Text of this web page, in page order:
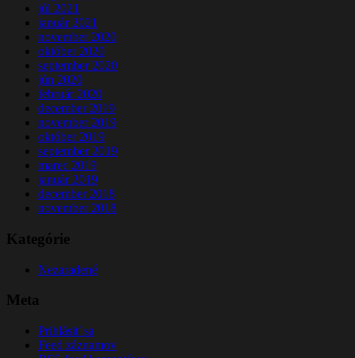
júl 2021
január 2021
november 2020
október 2020
september 2020
jún 2020
február 2020
december 2019
november 2019
október 2019
september 2019
marec 2019
január 2019
december 2018
november 2018
Kategórie
Nezaradené
Meta
Prihlásiť sa
Feed záznamov